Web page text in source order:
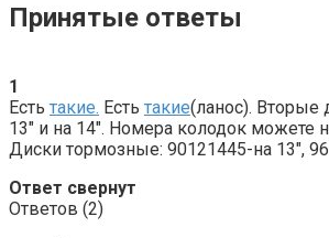
Принятые ответы
1
Есть такие. Есть такие(ланос). Вторые
13″ и на 14″. Номера колодок можете
Диски тормозные: 90121445-на 13″,
Ответ свернут
Ответов (2)